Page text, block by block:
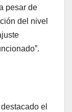
pesar de
del nivel
el